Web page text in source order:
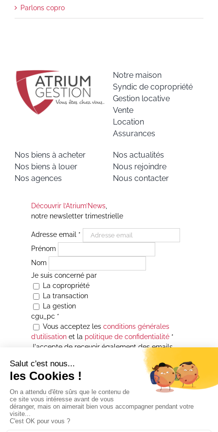
Parlons copro
Notre maison
Syndic de copropriété
Gestion locative
Vente
Location
Assurances
Nos biens à acheter
Nos biens à louer
Nos agences
Nos actualités
Nous rejoindre
Nous contacter
Découvrir l’Atrium’News,
notre newsletter trimestrielle
Adresse email *
Prénom
Nom
Je suis concerné par
La copropriété
La transaction
La gestion
cgu_pc *
Vous acceptez les conditions générales
d’utilisationet la politique de confidentialité*
J'accepte de recevoir également des emails
Je souhaite être informé(e) de toutes les
actualités immobilières des agences de la
Maison Atrium Gestion. À tout moment, vous
pourrez utiliser le lien de désabonnement
intégré aux courriers électroniques qui vous
seront envoyés.
* Champs obligatoires